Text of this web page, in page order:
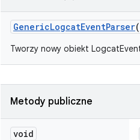
GenericLogcatEventParser(
Tworzy nowy obiekt
Metody publiczne
void